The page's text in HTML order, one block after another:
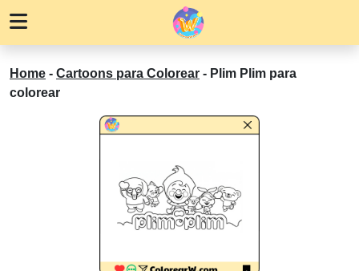
Home - Cartoons para Colorear - Plim Plim para
colorear